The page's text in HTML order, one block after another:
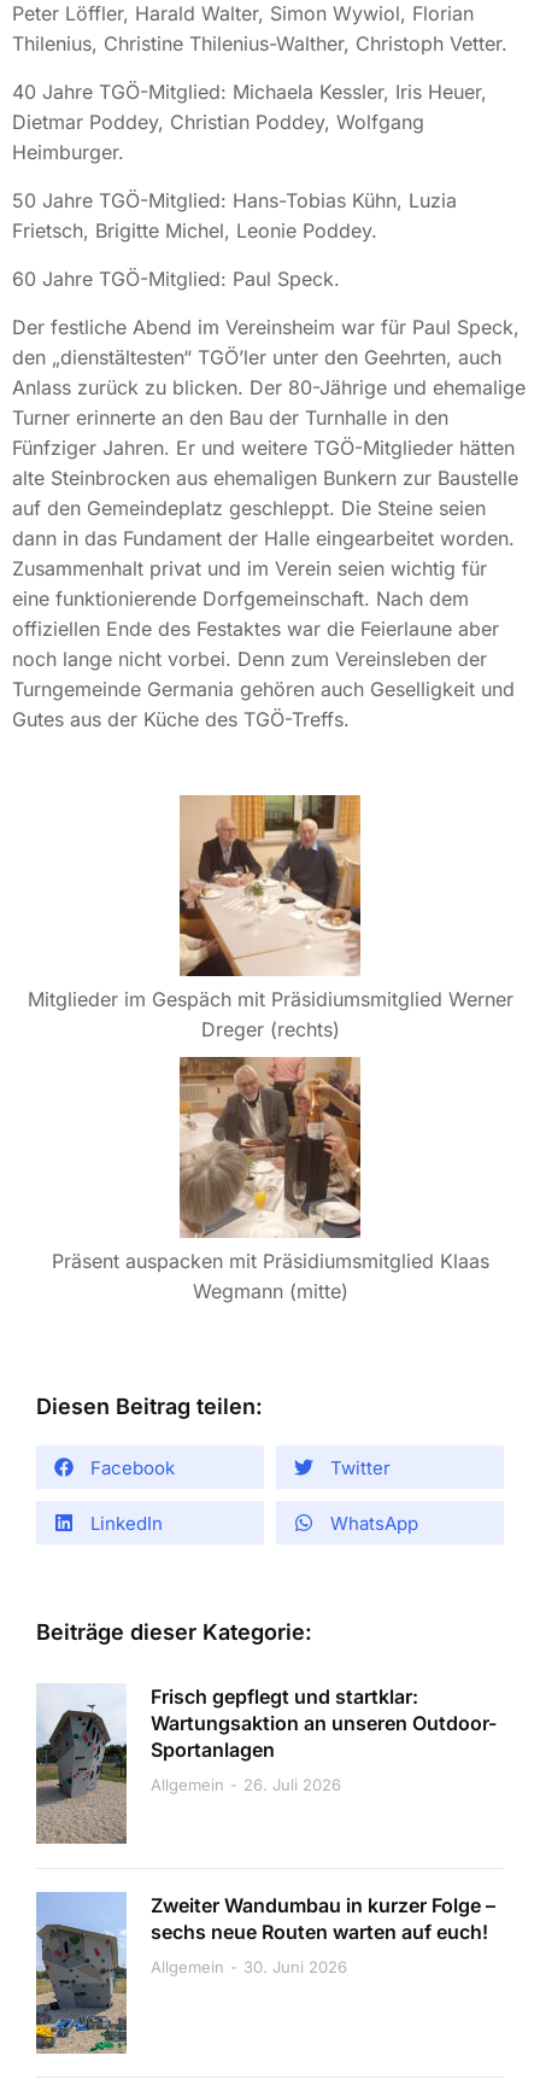
Peter Löffler, Harald Walter, Simon Wywiol, Florian
Thilenius, Christine Thilenius-Walther, Christoph Vetter.
40 Jahre TGÖ-Mitglied: Michaela Kessler, Iris Heuer,
Dietmar Poddey, Christian Poddey, Wolfgang
Heimburger.
50 Jahre TGÖ-Mitglied: Hans-Tobias Kühn, Luzia
Frietsch, Brigitte Michel, Leonie Poddey.
60 Jahre TGÖ-Mitglied: Paul Speck.
Der festliche Abend im Vereinsheim war für Paul Speck,
den „dienstältesten“ TGÖ’ler unter den Geehrten, auch
Anlass zurück zu blicken. Der 80-Jährige und ehemalige
Turner erinnerte an den Bau der Turnhalle in den
Fünfziger Jahren. Er und weitere TGÖ-Mitglieder hätten
alte Steinbrocken aus ehemaligen Bunkern zur Baustelle
auf den Gemeindeplatz geschleppt. Die Steine seien
dann in das Fundament der Halle eingearbeitet worden.
Zusammenhalt privat und im Verein seien wichtig für
eine funktionierende Dorfgemeinschaft. Nach dem
offiziellen Ende des Festaktes war die Feierlaune aber
noch lange nicht vorbei. Denn zum Vereinsleben der
Turngemeinde Germania gehören auch Geselligkeit und
Gutes aus der Küche des TGÖ-Treffs.
Mitglieder im Gespäch mit Präsidiumsmitglied Werner
Dreger (rechts)
Präsent auspacken mit Präsidiumsmitglied Klaas
Wegmann (mitte)
Diesen Beitrag teilen:
Facebook Twitter
LinkedIn WhatsApp
Beiträge dieser Kategorie:
Frisch gepflegt und startklar:
Wartungsaktion an unseren Outdoor-
Sportanlagen
Allgemein 26. Juli 2026
Zweiter Wandumbau in kurzer Folge –
sechs neue Routen warten auf euch!
Allgemein 30. Juni 2026